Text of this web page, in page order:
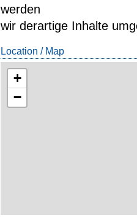
werden
wir derartige Inhalte
Location / Map
+
−